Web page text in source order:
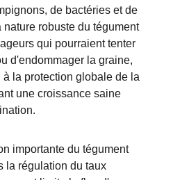
de bactéries et de
nature robuste du tégument
qui pourraient tenter
d'endommager la graine,
la protection globale de la
une croissance saine
importante du tégument
la régulation du taux